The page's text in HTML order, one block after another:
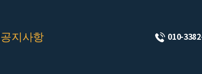
공지사항 010-